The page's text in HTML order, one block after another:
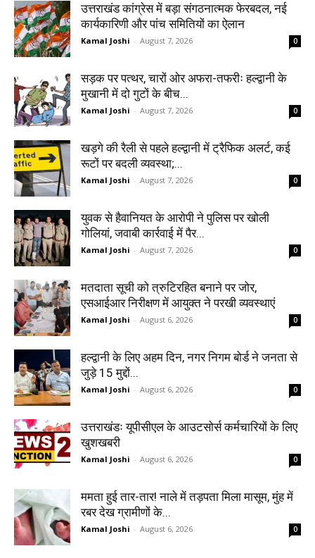
उत्तराखंड कांग्रेस में बड़ा संगठनात्मक फेरबदल, नई
कार्यकारिणी और पांच समितियों का ऐलान
Kamal Joshi - August 7, 2026 0
सड़क पर पत्थर, चारों ओर अफरा-तफरीः हल्द्वानी के
मुखानी में दो गुटों के बीच...
Kamal Joshi - August 7, 2026 0
खड़गे की रैली से पहले हल्द्वानी में ट्रैफिक अलर्ट, कई
रूटों पर बदली व्यवस्था;...
Kamal Joshi - August 7, 2026 0
युवक से हैवानियत के आरोपी ने पुलिस पर खोली
गोलियां, जवाबी कार्रवाई में पैर...
Kamal Joshi - August 7, 2026 0
मतदाता सूची को त्रुटिरहित बनाने पर जोर,
एसआईआर निरीक्षण में आयुक्त ने परखी व्यवस्थाएं
Kamal Joshi - August 6, 2026 0
हल्द्वानी के लिए अहम दिन, नगर निगम बोर्ड ने जनता से
जुड़े 15 मुद्दों...
Kamal Joshi - August 6, 2026 0
उत्तराखंडः यूपीसीएल के आउटसोर्स कर्मचारियों के लिए
खुशखबरी
Kamal Joshi - August 6, 2026 0
ममता हुई तार-तार! नाले में तड़पता मिला मासूम, मुंह में
रबर देख ग्रामीणों के...
Kamal Joshi - August 6, 2026 0